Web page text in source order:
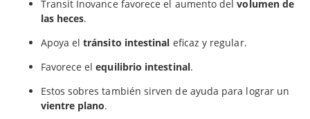
Transit Inovance favorece el aumento delvolumen de
las heces.
Apoya eltránsito intestinal eﬁcaz y regular.
Favorece elequilibrio intestinal.
Estos sobres también sirven de ayuda para lograr un
vientre plano.